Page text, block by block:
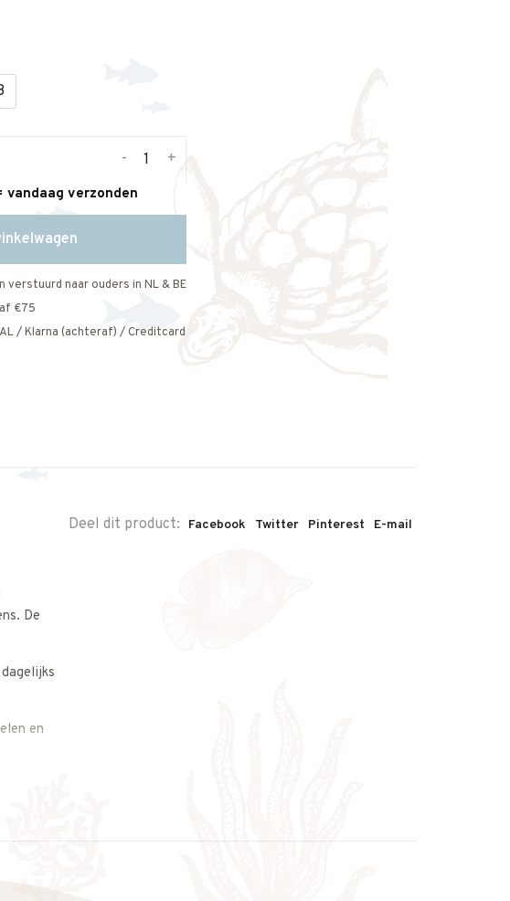
+
-
vandaag verzonden
verstuurd naar ouders in NL & BE
€75
/ Klarna (achteraf) / Creditcard
Deel dit product: Facebook Twitter Pinterest E-mail
De
en